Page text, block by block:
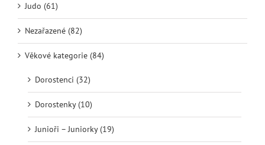
Judo (61)
Nezařazené (82)
Věkové kategorie (84)
Dorostenci (32)
Dorostenky (10)
Junioři – Juniorky (19)